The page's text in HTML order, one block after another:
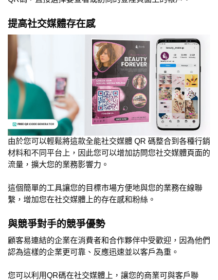
提高社交媒體存在感
由於您可以輕鬆將這款全能社交媒體 QR 碼整合到各種行銷
材料和不同平台上，因此您可以增加訪問您社交媒體頁面的
流量，擴大您的業務影響力。
這個簡單的工具讓您的目標市場方便地與您的業務在線聯
繫，增加您在社交媒體上的存在感和粉絲。
與競爭對手的競爭優勢
顧客易連結的企業在消費者和合作夥伴中受歡迎，因為他們
認為這樣的企業更可靠、反應迅速並以客戶為重。
您可以利用QR碼在社交媒體上，讓您的商業可與客戶聯